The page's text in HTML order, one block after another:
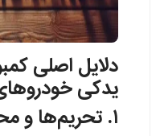
دلایل اصلی
یدکی
۱. تحریم‌ها و محدودیت‌های تجاری